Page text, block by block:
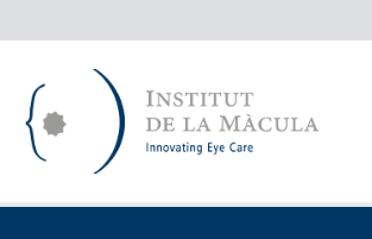
contingut